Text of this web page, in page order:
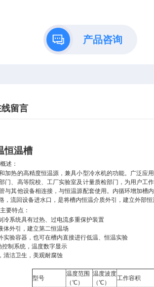
产品咨询
留言
恒温槽
概述：
加热的高精度恒温源，兼具小型冷水机的功能。广泛应
门、高等院校、工厂实验室及计量质检部门，为用户
与其他设备相连接，与恒温源配套使用。内循环增加
，流回设备进水口，是将槽内恒温介质外引，建立外部恒
主要特点：
冷系统具有过热、过电流多重保护装置
体外引，建立第二恒温场
实验容器，也可在槽内直接进行低温、恒温实验
控制系统，温度数字显示
清洁卫生，美观耐腐蚀
型号
温度范围
（℃）
温度波度
（℃）
工作容积